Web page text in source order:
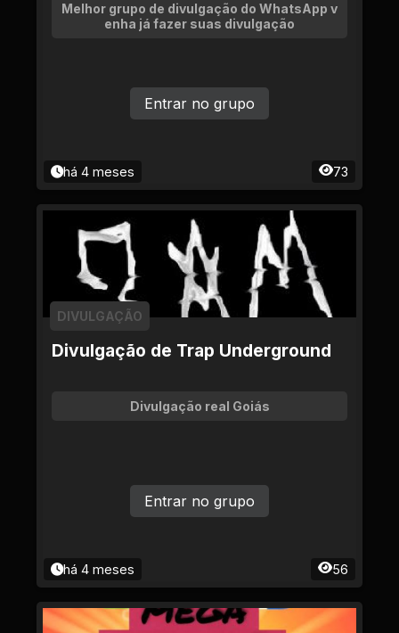
Melhor grupo de divulgação do WhatsApp v
enha já fazer suas divulgação
há 4 meses 73
Entrar no grupo
Divulgação de Trap Underground
DIVULGAÇÃO
Divulgação real Goiás
há 4 meses 56
Entrar no grupo